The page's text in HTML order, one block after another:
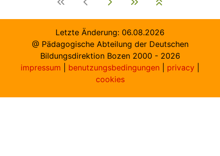
Letzte Änderung: 06.08.2026
@ Pädagogische Abteilung der Deutschen
Bildungsdirektion Bozen 2000 - 2026
impressum
benutzungsbedingungen privacy
cookies